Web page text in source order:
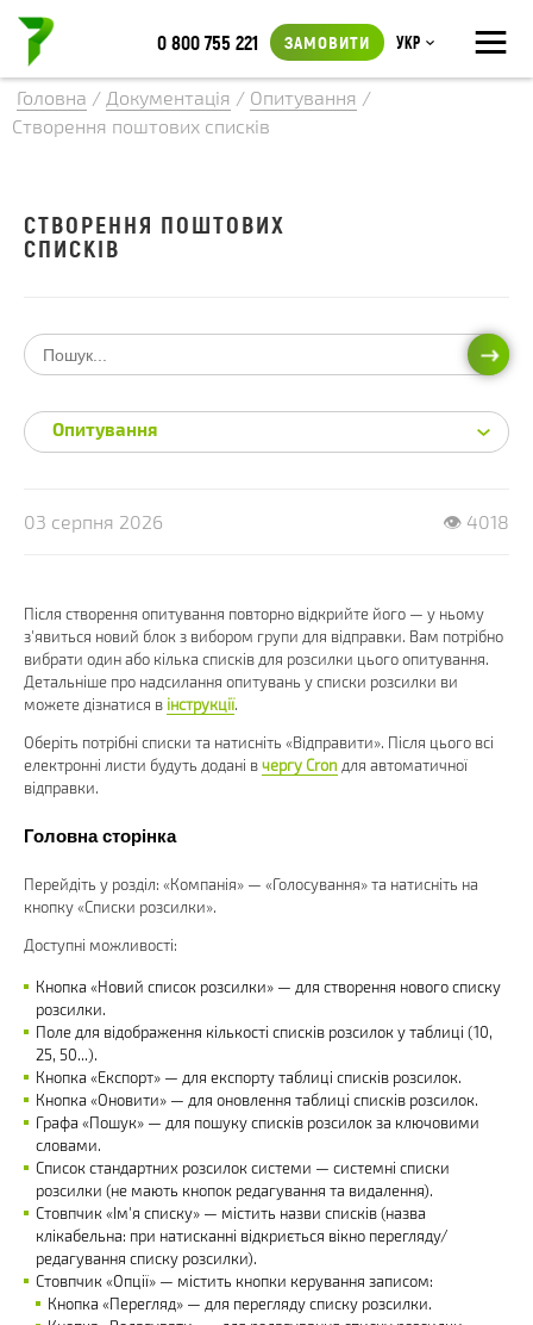
≡
0 800 755 221 ЗАМОВИТИ Укр
Головна / Документація / Опитування /
Створення поштових списків
03 серпня 2026 👁 4018
Після створення опитування повторно відкрийте його — у ньому
з'явиться новий блок з вибором групи для відправки. Вам потрібно
вибрати один або кілька списків для розсилки цього опитування.
Детальніше про надсилання опитувань у списки розсилки ви
можете дізнатися в інструкції.
Оберіть потрібні списки та натисніть «Відправити». Після цього всі
електронні листи будуть додані вчергу Cron для автоматичної
відправки.
Головна сторінка
Перейдіть у розділ: «Компанія» — «Голосування» та натисніть на
кнопку «Списки розсилки».
Доступні можливості:
Кнопка «Новий список розсилки» — для створення нового списку
розсилки.
Поле для відображення кількості списків розсилок у таблиці (10,
25, 50...).
Кнопка «Експорт» — для експорту таблиці списків розсилок.
Кнопка «Оновити» — для оновлення таблиці списків розсилок.
Графа «Пошук» — для пошуку списків розсилок за ключовими
словами.
Список стандартних розсилок системи — системні списки
розсилки (не мають кнопок редагування та видалення).
Стовпчик «Ім'я списку» — містить назви списків (назва
клікабельна: при натисканні відкриється вікно перегляду/
редагування списку розсилки).
Стовпчик «Опції» — містить кнопки керування записом:
Кнопка «Перегляд» — для перегляду списку розсилки.
СТВОРЕННЯ ПОШТОВИХ
СПИСКІВ
Опитування